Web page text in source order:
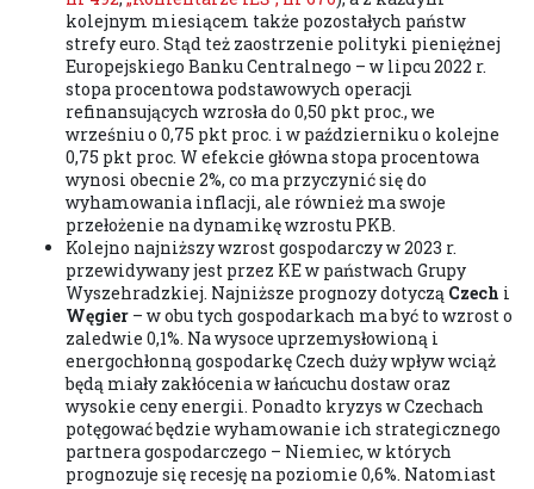
kolejnym miesiącem także pozostałych państw
strefy euro. Stąd też zaostrzenie polityki pieniężnej
Europejskiego Banku Centralnego – w lipcu 2022 r.
stopa procentowa podstawowych operacji
refinansujących wzrosła do 0,50 pkt proc., we
wrześniu o 0,75 pkt proc. i w październiku o kolejne
0,75 pkt proc. W efekcie główna stopa procentowa
wynosi obecnie 2%, co ma przyczynić się do
wyhamowania inflacji, ale również ma swoje
przełożenie na dynamikę wzrostu PKB.
Kolejno najniższy wzrost gospodarczy w 2023 r.
przewidywany jest przez KE w państwach Grupy
Wyszehradzkiej. Najniższe prognozy dotyczą Czech i
Węgier – w obu tych gospodarkach ma być to wzrost o
zaledwie 0,1%. Na wysoce uprzemysłowioną i
energochłonną gospodarkę Czech duży wpływ wciąż
będą miały zakłócenia w łańcuchu dostaw oraz
wysokie ceny energii. Ponadto kryzys w Czechach
potęgować będzie wyhamowanie ich strategicznego
partnera gospodarczego – Niemiec, w których
prognozuje się recesję na poziomie 0,6%. Natomiast